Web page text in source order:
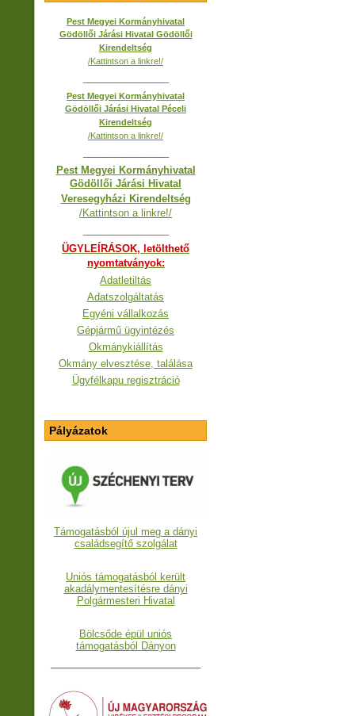
Pest Megyei Kormányhivatal
Gödöllői Járási Hivatal Gödöllői
Kirendeltség
/Kattintson a linkre!/
Pest Megyei Kormányhivatal
Gödöllői Járási Hivatal Péceli
Kirendeltség
/Kattintson a linkre!/
Pest Megyei Kormányhivatal
Gödöllői Járási Hivatal
Veresegyházi Kirendeltség
/Kattintson a linkre!/
ÜGYLEÍRÁSOK, letölthető
nyomtatványok:
Adatletiltás
Adatszolgáltatás
Egyéni vállalkozás
Gépjármű ügyintézés
Okmánykiállítás
Okmány elvesztése, találása
Ügyfélkapu regisztráció
Pályázatok
Támogatásból újul meg a dányi
családsegítő szolgálat
Uniós támogatásból került
akadálymentesítésre dányi
Polgármesteri Hivatal
Bölcsőde épül uniós
támogatásból Dányon